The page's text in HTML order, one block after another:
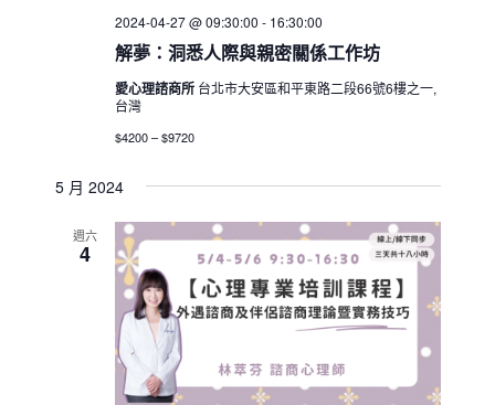
解夢：洞悉人際與親密關係工作坊
2024-04-27 @ 09:30:00 - 16:30:00
愛心理諮商所 台北市大安區和平東路二段66號6樓之一,
台灣
$4200 – $9720
5 月 2024
週六
4